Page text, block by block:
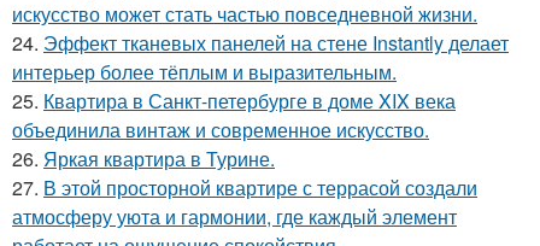
искусство может стать частью повседневной жизни.
24. Эффект тканевых панелей на стене Instantly делает
интерьер более тёплым и выразительным.
25. Квартира в Санкт-петербурге в доме XIX века
объединила винтаж и современное искусство.
26. Яркая квартира в Турине.
27. В этой просторной квартире с террасой создали
атмосферу уюта и гармонии, где каждый элемент